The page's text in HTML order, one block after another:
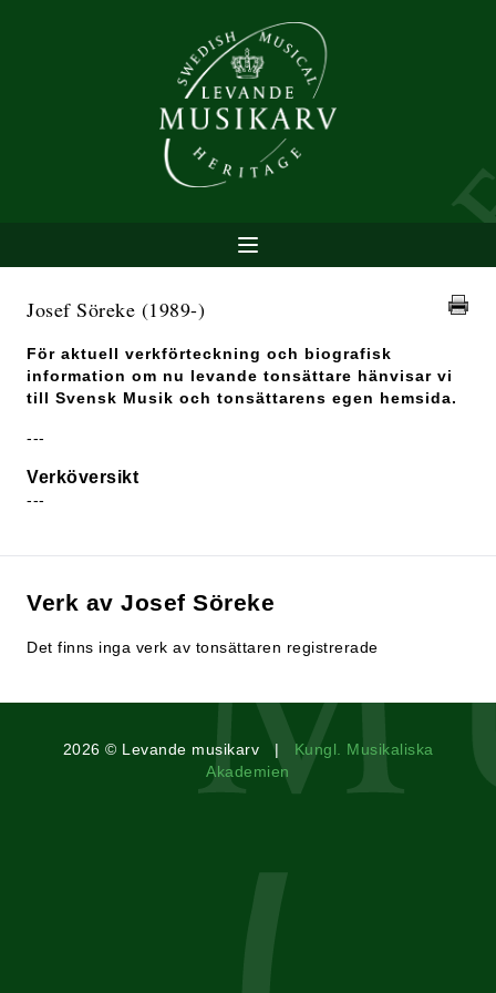
Josef Söreke (1989-)
För aktuell verkförteckning och biografisk
information om nu levande tonsättare hänvisar vi
till Svensk Musik och tonsättarens egen hemsida.
---
Verköversikt
---
Verk av Josef Söreke
Det finns inga verk av tonsättaren registrerade
2026 © Levande musikarv | Kungl. Musikaliska
Akademien